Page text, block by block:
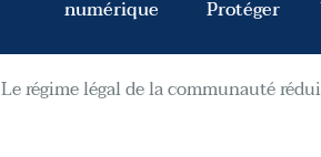
numérique
Protéger
Le régime légal de la communauté